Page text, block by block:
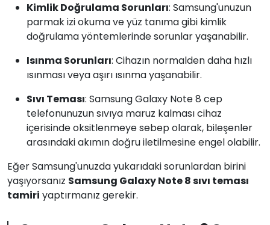
Kimlik Doğrulama Sorunları: Samsung'unuzun
parmak izi okuma ve yüz tanıma gibi kimlik
doğrulama yöntemlerinde sorunlar yaşanabilir.
Isınma Sorunları: Cihazın normalden daha hızlı
ısınması veya aşırı ısınma yaşanabilir.
Sıvı Teması: Samsung Galaxy Note 8 cep
telefonunuzun sıvıya maruz kalması cihaz
içerisinde oksitlenmeye sebep olarak, bileşenler
arasındaki akımın doğru iletilmesine engel olabilir.
Eğer Samsung'unuzda yukarıdaki sorunlardan birini
yaşıyorsanız Samsung Galaxy Note 8 sıvı teması
tamiri yaptırmanız gerekir.